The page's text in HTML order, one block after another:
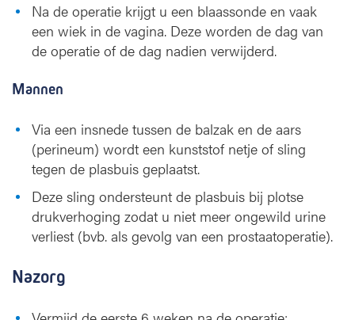
Na de operatie krijgt u een blaassonde en vaak
een wiek in de vagina. Deze worden de dag van
de operatie of de dag nadien verwijderd.
Mannen
Via een insnede tussen de balzak en de aars
(perineum) wordt een kunststof netje of sling
tegen de plasbuis geplaatst.
Deze sling ondersteunt de plasbuis bij plotse
drukverhoging zodat u niet meer ongewild urine
verliest (bvb. als gevolg van een prostaatoperatie).
Nazorg